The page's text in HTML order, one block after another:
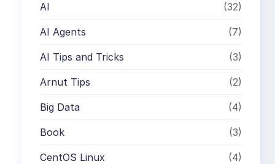
AI (32)
AI Agents (7)
AI Tips and Tricks (3)
Arnut Tips (2)
Big Data (4)
Book (3)
CentOS Linux (4)